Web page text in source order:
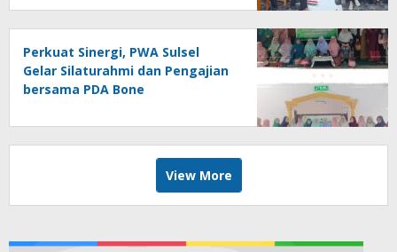
Perkuat Sinergi, PWA Sulsel
Gelar Silaturahmi dan Pengajian
bersama PDA Bone
View More